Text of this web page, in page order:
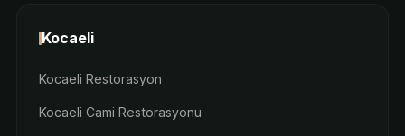
Kocaeli
Kocaeli Restorasyon
Kocaeli Cami Restorasyonu